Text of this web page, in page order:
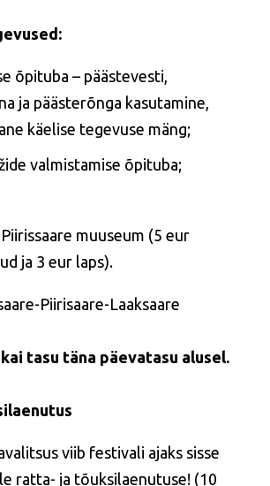
õpituba – päästevesti,
ja päästerõnga kasutamine,
käelise tegevuse mäng;
valmistamise õpituba;
muuseum (5 eur
ja 3 eur laps).
Piirisaare-Laaksaare
tasu täna päevatasu alusel.
viib festivali ajaks sisse
ratta- ja tõuksilaenutuse! (10